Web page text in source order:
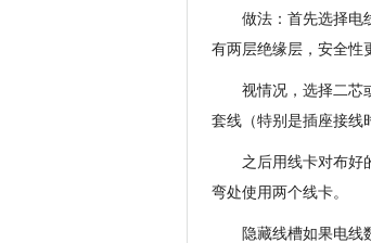
做法：首先选择
有两层绝缘层，安全性
视情况，选择二
套线（特别是插座接线
之后用线卡对布
弯处使用两个线卡。
隐藏线槽如果电线